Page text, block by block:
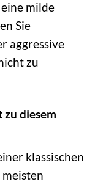
milde
Sie
aggressive
zu
diesem
klassischen